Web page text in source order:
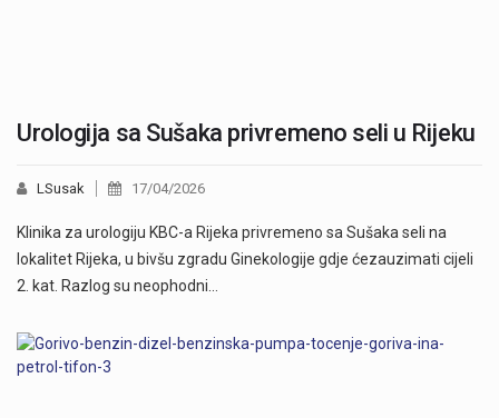
Urologija sa Sušaka privremeno seli u Rijeku
LSusak 17/04/2026
Klinika za urologiju KBC-a Rijeka privremeno sa Sušaka seli na
lokalitet Rijeka, u bivšu zgradu Ginekologije gdje ćezauzimati cijeli
2. kat. Razlog su neophodni…